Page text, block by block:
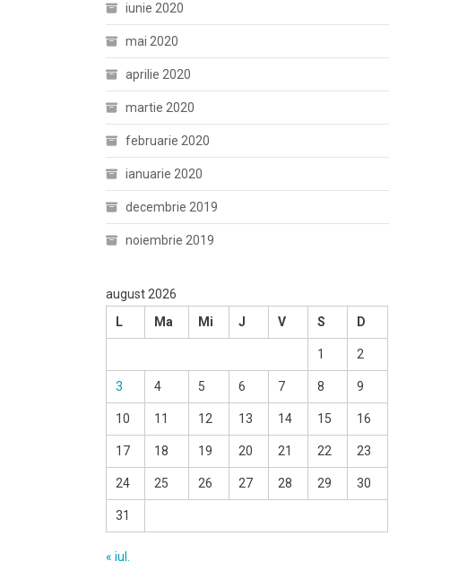
iunie 2020
mai 2020
aprilie 2020
martie 2020
februarie 2020
ianuarie 2020
decembrie 2019
noiembrie 2019
august 2026
L
Ma Mi J V S D
1 2
3 4 5 6 7 8 9
10 11 12 13 14 15 16
17 18 19 20 21 22 23
24 25 26 27 28 29 30
31
« iul.